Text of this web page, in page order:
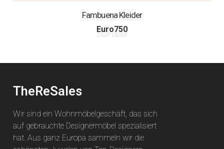
Fambuena Kleider
Euro750
2 AUF LAGER
TheReSales
Wir sind ein Wohnmöbelgeschäft, das sich
auf gebrauchte Designermöbel spezialisiert
hat. Aus ganz Europa sammeln wir die